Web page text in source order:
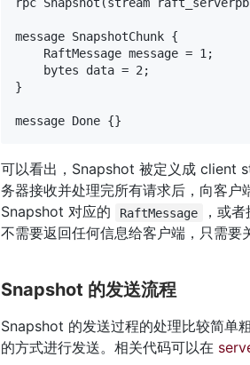
rpc Snapshot(stream
message SnapshotChunk {
    RaftMessage message = 1;
    bytes data = 2;
}
message Done {}
可以看出，Snapshot 被定义成 client
务器接收并处理完所有请求后，向客
Snapshot 对应的
RaftMessage ，或
不需要返回任何信息给客户端，只需要
Snapshot 的发送流程
Snapshot 的发送过程的处理比较简单
的方式进行发送。相关代码可以在